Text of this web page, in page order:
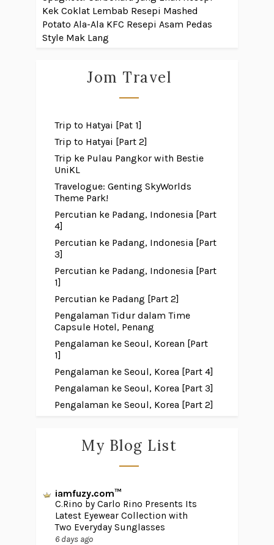
Kek Coklat Lembab Resepi Mashed
Potato Ala-Ala KFC Resepi Asam Pedas
Style Mak Lang
Jom Travel
Trip to Hatyai [Pat 1]
Trip to Hatyai [Part 2]
Trip ke Pulau Pangkor with Bestie
UniKL
Travelogue: Genting SkyWorlds
Theme Park!
Percutian ke Padang, Indonesia [Part
4]
Percutian ke Padang, Indonesia [Part
3]
Percutian ke Padang, Indonesia [Part
1]
Percutian ke Padang [Part 2]
Pengalaman Tidur dalam Time
Capsule Hotel, Penang
Pengalaman ke Seoul, Korean [Part
1]
Pengalaman ke Seoul, Korea [Part 4]
Pengalaman ke Seoul, Korea [Part 3]
Pengalaman ke Seoul, Korea [Part 2]
My Blog List
iamfuzy.com™
C.Rino by Carlo Rino Presents Its
Latest Eyewear Collection with
Two Everyday Sunglasses
6 days ago